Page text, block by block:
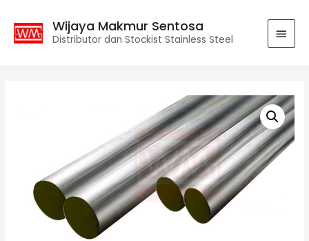
Wijaya Makmur Sentosa
Distributor dan Stockist Stainless Steel